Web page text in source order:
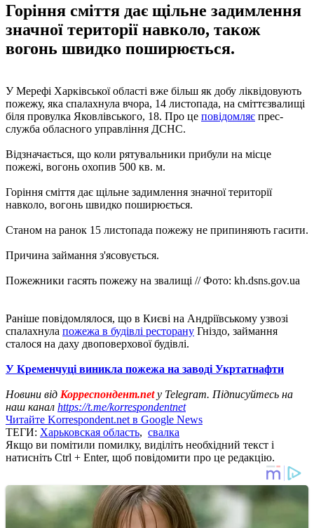
Горіння сміття дає щільне задимлення
значної території навколо, також
вогонь швидко поширюється.
У Мерефі Харківської області вже більш як добу ліквідовують
пожежу, яка спалахнула вчора, 14 листопада, на сміттєзвалищі
біля провулка Яковлівського, 18. Про це повідомляє прес-
служба обласного управління ДСНС.
Відзначається, що коли рятувальники прибули на місце
пожежі, вогонь охопив 500 кв. м.
Горіння сміття дає щільне задимлення значної території
навколо, вогонь швидко поширюється.
Станом на ранок 15 листопада пожежу не припиняють гасити.
Причина займання з'ясовується.
Пожежники гасять пожежу на звалищі // Фото: kh.dsns.gov.ua
Раніше повідомлялося, що в Києві на Андріївському узвозі
спалахнула пожежа в будівлі ресторану Гніздо, займання
сталося на даху двоповерхової будівлі.
У Кременчуці виникла пожежа на заводі Укртатнафти
Новини від Корреспондент.netу Telegram. Підписуйтесь на
наш канал https://t.me/korrespondentnet
Читайте Korrespondent.net в Google News
ТЕГИ: Харьковская область, свалка
Якщо ви помітили помилку, виділіть необхідний текст і
натисніть Ctrl + Enter, щоб повідомити про це редакцію.